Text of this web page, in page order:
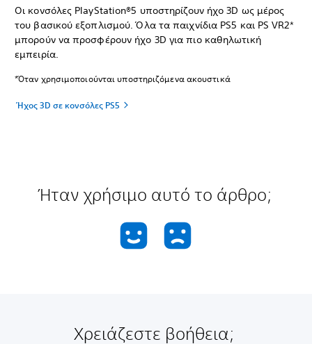
Οι κονσόλες PlayStation®5 υποστηρίζουν ήχο 3D ως μέρος
του βασικού εξοπλισμού. Όλα τα παιχνίδια PS5 και PS VR2*
μπορούν να προσφέρουν ήχο 3D για πιο καθηλωτική
εμπειρία.
*Όταν χρησιμοποιούνται υποστηριζόμενα ακουστικά
Ήχος 3D σε κονσόλες PS5
Ήταν χρήσιμο αυτό το άρθρο;
Χρειάζεστε βοήθεια;